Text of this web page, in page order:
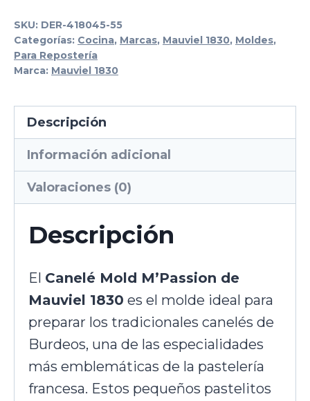
SKU: DER-418045-55
Categorías: Cocina, Marcas, Mauviel 1830, Moldes,
Para Repostería
Marca: Mauviel 1830
Descripción
Información adicional
Valoraciones (0)
Descripción
El Canelé Mold M’Passion de
Mauviel 1830 es el molde ideal para
preparar los tradicionales canelés de
Burdeos, una de las especialidades
más emblemáticas de la pastelería
francesa. Estos pequeños pastelitos